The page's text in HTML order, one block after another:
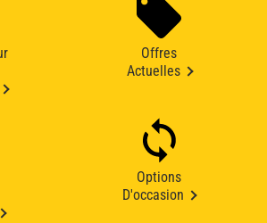
Offres
Actuelles
Options
D'occasion